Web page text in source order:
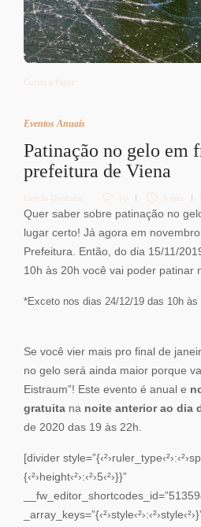
Coisas a Fazer
Eventos Anuais
Patinação no gelo em
prefeitura de Viena
Letícia Diethelm 3 min
Quer saber sobre patinação no
lugar certo! Já agora em
Prefeitura. Então, do dia 15/11/
10h às 20h você vai poder patinar
*Exceto nos dias 24/12/19 das 10h
Se você vier mais pro final de
no gelo será ainda maior porque
Eistraum”! Este evento é anual e
gratuita na noite anterior ao dia
de 2020 das 19 às 22h.
[divider
{‹²›height‹²›:‹²›5‹²›}}”